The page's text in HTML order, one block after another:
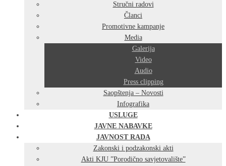
Stručni radovi
Članci
Promotivne kampanje
Media
Galerija
Video
Audio
Press clipping
Saopštenja – Novosti
Infografika
USLUGE
JAVNE NABAVKE
JAVNOST RADA
Zakonski i podzakonski akti
Akti KJU ”Porodično savjetovalište”